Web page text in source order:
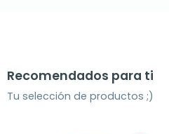
Recomendados para ti
Tu selección de productos ;)